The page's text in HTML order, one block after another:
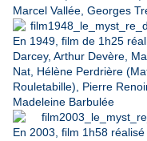
Marcel Vallée, Georges
En 1949, film de 1h25
Darcey, Arthur Devère,
Nat, Hélène Perdrière
Rouletabille), Pierre
Madeleine Barbulée
En 2003, film 1h58